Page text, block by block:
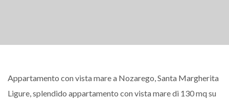
Appartamento con vista mare a Nozarego, Santa Margherita
Ligure, splendido appartamento con vista mare di 130 mq su